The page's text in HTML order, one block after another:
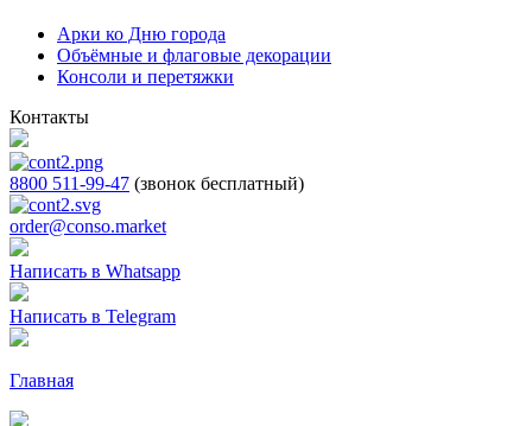
Арки ко Дню города
Объёмные и флаговые декорации
Консоли и перетяжки
Контакты
8800 511-99-47 (звонок бесплатный)
order@conso.market
Написать в Whatsapp
Написать в Telegram
Главная